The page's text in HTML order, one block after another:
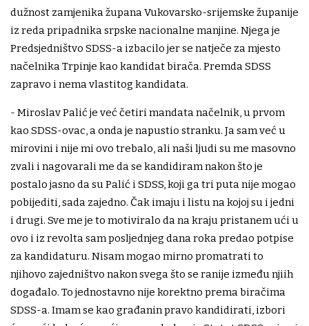
dužnost zamjenika župana Vukovarsko-srijemske županije
iz reda pripadnika srpske nacionalne manjine. Njega je
Predsjedništvo SDSS-a izbacilo jer se natječe za mjesto
načelnika Trpinje kao kandidat birača. Premda SDSS
zapravo i nema vlastitog kandidata.
- Miroslav Palić je već četiri mandata načelnik, u prvom
kao SDSS-ovac, a onda je napustio stranku. Ja sam već u
mirovini i nije mi ovo trebalo, ali naši ljudi su me masovno
zvali i nagovarali me da se kandidiram nakon što je
postalo jasno da su Palić i SDSS, koji ga tri puta nije mogao
pobijediti, sada zajedno. Čak imaju i listu na kojoj su i jedni
i drugi. Sve me je to motiviralo da na kraju pristanem ući u
ovo i iz revolta sam posljednjeg dana roka predao potpise
za kandidaturu. Nisam mogao mirno promatrati to
njihovo zajedništvo nakon svega što se ranije između njiih
događalo. To jednostavno nije korektno prema biračima
SDSS-a. Imam se kao građanin pravo kandidirati, izbori